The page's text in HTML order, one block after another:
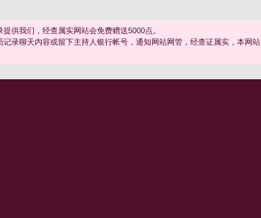
供我们，经查属实网站会免费赠送5000点。
录聊天内容或留下主持人银行帐号，通知网站网管，经查证属实，本网站